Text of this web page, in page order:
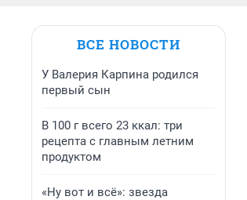
ВСЕ НОВОСТИ
У Валерия Карпина родился
первый сын
В 100 г всего 23 ккал: три
рецепта с главным летним
продуктом
«Ну вот и всё»: звезда